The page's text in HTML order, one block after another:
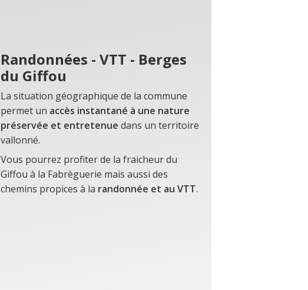
Randonnées - VTT - Berges
du Giffou
La situation géographique de la commune
permet un accès instantané à une nature
préservée et entretenue dans un territoire
vallonné.
Vous pourrez profiter de la fraicheur du
Giffou à la Fabrèguerie mais aussi des
chemins propices à la randonnée et au VTT.